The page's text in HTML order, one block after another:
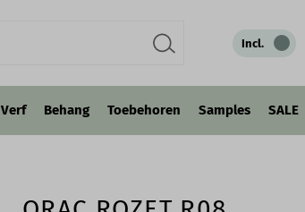
Incl.
Verf Behang Toebehoren Samples SALE